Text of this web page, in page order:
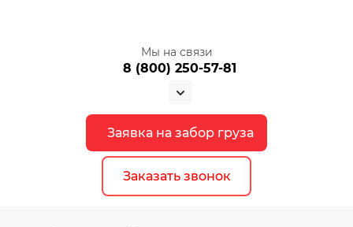
Мы на связи
8 (800) 250-57-81
Заявка на забор груза
Заказать звонок